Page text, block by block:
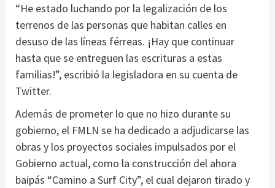
“He estado luchando por la legalización de los
terrenos de las personas que habitan calles en
desuso de las líneas férreas. ¡Hay que continuar
hasta que se entreguen las escrituras a estas
familias!”, escribió la legisladora en su cuenta de
Twitter.
Además de prometer lo que no hizo durante su
gobierno, el FMLN se ha dedicado a adjudicarse las
obras y los proyectos sociales impulsados por el
Gobierno actual, como la construcción del ahora
baipás “Camino a Surf City”, el cual dejaron tirado y